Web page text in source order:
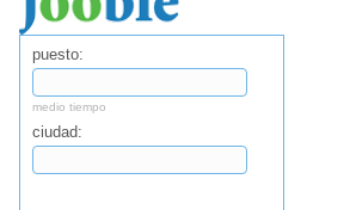
puesto:
medio tiempo
ciudad: